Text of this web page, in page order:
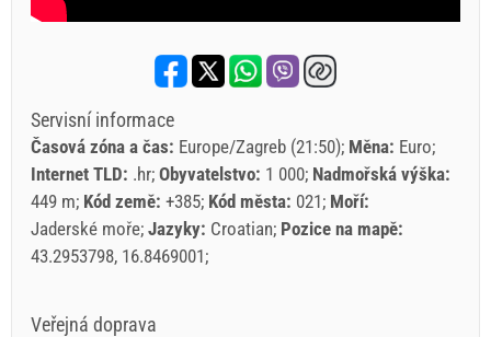
Servisní informace
Časová zóna a čas: Europe/Zagreb (21:50) Měna: Euro
Internet TLD: .hr Obyvatelstvo: 1 000 Nadmořská výška:
449 m Kód země: +385 Kód města: 021 Moří:
Jaderské moře Jazyky: Croatian Pozice na mapě:
43.2953798, 16.8469001
Veřejná doprava